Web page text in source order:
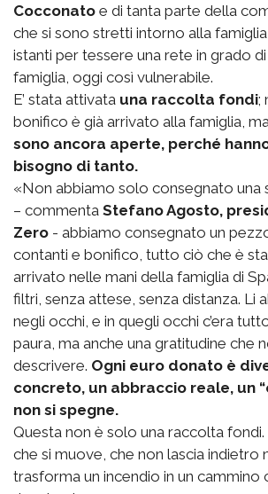
Cocconato e di tanta parte della
che si sono stretti intorno alla
istanti per tessere una rete in grado
famiglia, oggi così vulnerabile.
E’ stata attivata una raccolta fondi;
bonifico è già arrivato alla famiglia,
sono ancora aperte, perché
bisogno di tanto.
«Non abbiamo solo consegnato una
– commenta Stefano Agosto,
Zero - abbiamo consegnato un
contanti e bonifico, tutto ciò che è
arrivato nelle mani della famiglia di
filtri, senza attese, senza distanza. Li
negli occhi, e in quegli occhi c’era
paura, ma anche una gratitudine che
descrivere. Ogni euro donato è
concreto, un abbraccio reale, un
non si spegne.
Questa non è solo una raccolta
che si muove, che non lascia indietro
trasforma un incendio in un cammino